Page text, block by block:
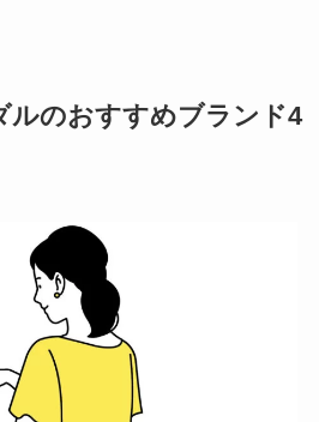
ルのおすすめブランド4